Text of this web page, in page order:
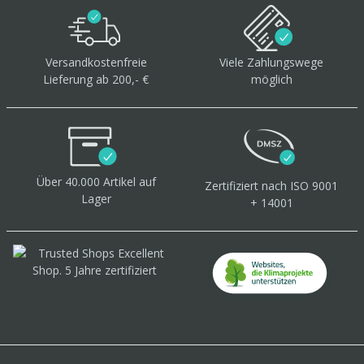
Versandkostenfreie
Lieferung ab 200,- €
Viele Zahlungswege
möglich
Über 40.000 Artikel auf
Lager
Zertifiziert nach ISO 9001
+ 14001